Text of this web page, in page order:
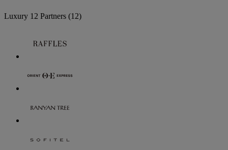
Luxury 12 Partners (12)